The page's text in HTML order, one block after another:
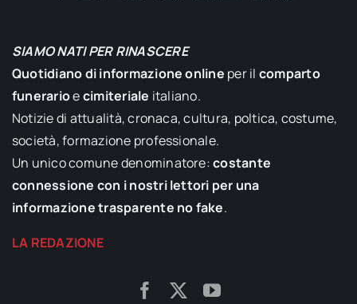
SIAMO NATI PER RINASCERE
Quotidiano di informazione online per il comparto
funerarioecimiteriale italiano.
Notizie di attualità, cronaca, cultura, poltica, costume,
società, formazione professionale.
Un unico comune denominatore:costante
connessione con i nostri lettori per una
informazione trasparente no fake.
LA REDAZIONE